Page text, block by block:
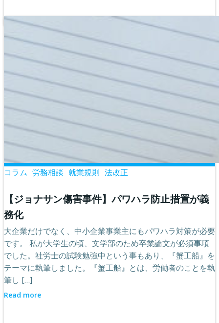
コラム 労務相談 就業規則 法改正
【ジョナサン傷害事件】パワハラ防止措置が義
務化
大企業だけでなく、中小企業事業主にもパワハラ対策が必要
です。 私が大学生の頃、文学部のため卒業論文が必須事項
でした。社労士の試験勉強中という事もあり、『蟹工船』を
テーマに執筆しました。『蟹工船』とは、労働者のことを執
筆し […]
Read more